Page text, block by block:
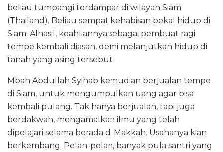
beliau tumpangi terdampar di wilayah Siam
(Thailand). Beliau sempat kehabisan bekal hidup di
Siam. Alhasil, keahliannya sebagai pembuat ragi
tempe kembali diasah, demi melanjutkan hidup di
tanah yang asing tersebut.
Mbah Abdullah Syihab kemudian berjualan tempe
di Siam, untuk mengumpulkan uang agar bisa
kembali pulang. Tak hanya berjualan, tapi juga
berdakwah, mengamalkan ilmu yang telah
dipelajari selama berada di Makkah. Usahanya kian
berkembang. Pelan-pelan, banyak pula santri yang